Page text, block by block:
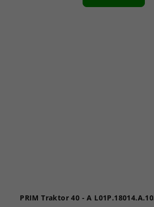
PRIM Traktor 40 - A